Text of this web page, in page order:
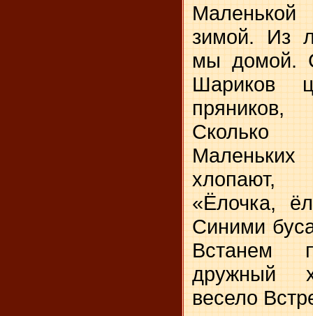
зимой. Из
мы домой.
Шариков
хлопают,
«Ёлочка,
Синими
Встанем
дружный
весело